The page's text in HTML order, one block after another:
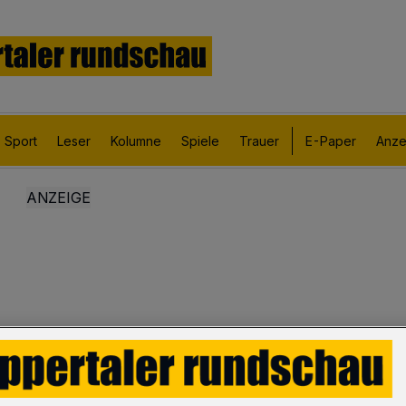
Sport Leser Kolumne Spiele Trauer E-Paper